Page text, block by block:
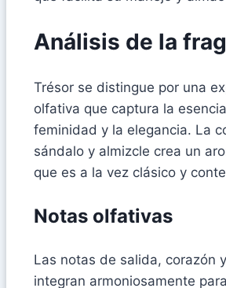
Análisis de la
Trésor se distingue por una
olfativa que captura la
feminidad y la elegancia. La
sándalo y almizcle crea un
que es a la vez clásico y
Notas olfativas
Las notas de salida, corazón
integran armoniosamente